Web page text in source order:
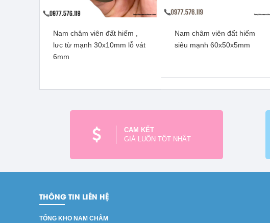
Nam châm viên đâts hiếm,
lực từ mạnh 20x10x5mm lỗ
Nam châm viên tròn đất hiếm,
lực từ mạnh 18x5mm lỗ vát
Xem thêm
Nam châm viên đất hiếm ,
lưc từ mạnh 30x10mm lỗ vát
6mm
Nam châm viên đất hiếm
siêu mạnh 60x50x5mm
CAM KẾT
GIÁ LUÔN TỐT NHẤT
THÔNG TIN LIÊN HỆ
TỔNG KHO NAM CHÂM